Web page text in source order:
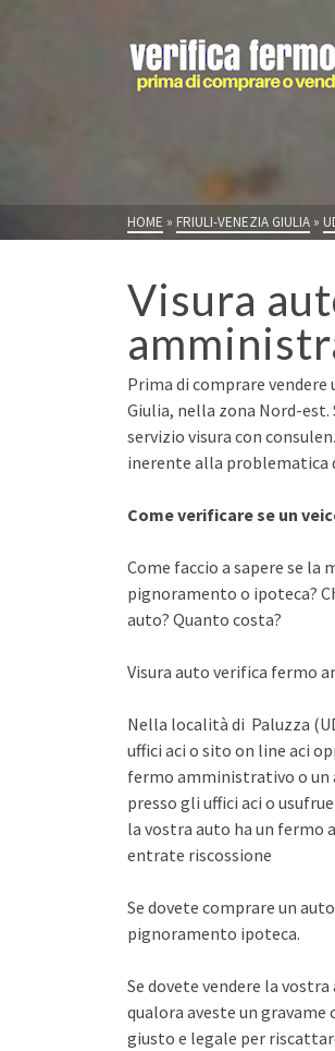
HOME » FRIULI-VENEZIA GIULIA »
Visura
Prima di comprare
Giulia, nella zona Nord-
servizio visura con
inerente alla problematica
Come verificare se un
Come faccio a sapere se
pignoramento o ipoteca?
auto? Quanto costa?
Visura auto verifica fermo
Nella località di Paluzza
uffici aci o sito on line aci
fermo amministrativo o un
presso gli uffici aci o
la vostra auto ha un fermo
entrate riscossione
Se dovete comprare un
pignoramento ipoteca.
Se dovete vendere la
qualora aveste un
giusto e legale per